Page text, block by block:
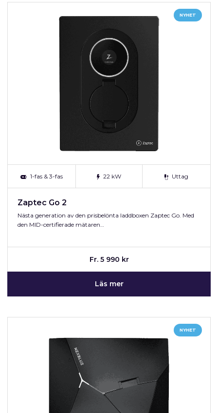
NYHET
1-fas & 3-fas 22 kW Uttag
Zaptec Go 2
Nästa generation av den prisbelönta laddboxen Zaptec Go. Med
den MID-certifierade mätaren…
Fr. 5 990 kr
Läs mer
NYHET